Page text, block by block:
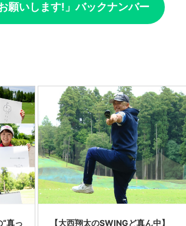
願いします!」バックナンバー
真っ 【大西翔太のSWINGど真ん中】